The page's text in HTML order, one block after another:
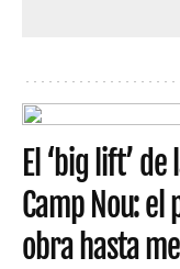
El ‘big lift’
Camp Nou:
obra hasta